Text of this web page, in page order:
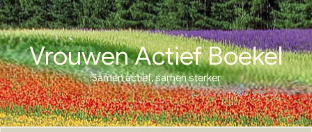
Ga
naar
de
inhoudVrouwen Actief Boekel
Samen actief, samen sterker